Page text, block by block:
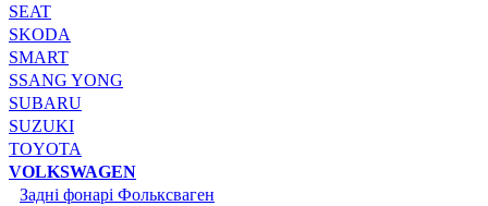
SEAT
SKODA
SMART
SSANG YONG
SUBARU
SUZUKI
TOYOTA
VOLKSWAGEN
Задні фонарі Фольксваген